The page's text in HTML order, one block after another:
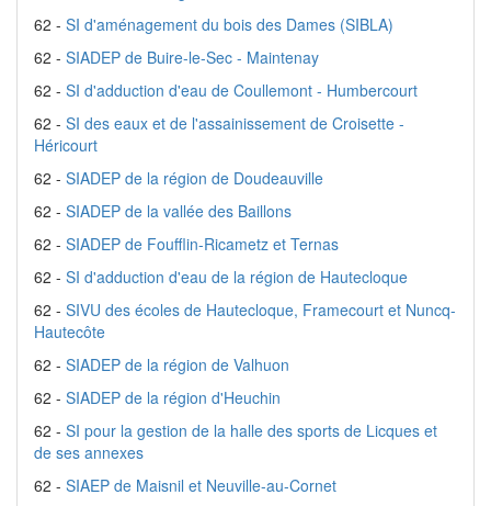
62 - SI d'aménagement du bois des Dames (SIBLA)
62 - SIADEP de Buire-le-Sec - Maintenay
62 - SI d'adduction d'eau de Coullemont - Humbercourt
62 - SI des eaux et de l'assainissement de Croisette -
Héricourt
62 - SIADEP de la région de Doudeauville
62 - SIADEP de la vallée des Baillons
62 - SIADEP de Foufflin-Ricametz et Ternas
62 - SI d'adduction d'eau de la région de Hautecloque
62 - SIVU des écoles de Hautecloque, Framecourt et Nuncq-
Hautecôte
62 - SIADEP de la région de Valhuon
62 - SIADEP de la région d'Heuchin
62 - SI pour la gestion de la halle des sports de Licques et
de ses annexes
62 - SIAEP de Maisnil et Neuville-au-Cornet